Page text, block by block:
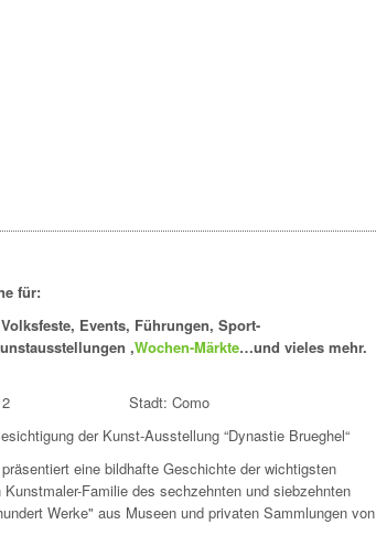
für:
Events, Führungen, Sport-
,Wochen-Märkte…und vieles mehr.
2012 Stadt: Como
der Kunst-Ausstellung “Dynastie Brueghel“
eine bildhafte Geschichte der wichtigsten
Familie des sechzehnten und siebzehnten
Werke" aus Museen und privaten Sammlungen von